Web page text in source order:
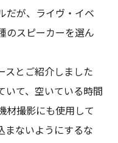
だが、ライヴ・イベ
のスピーカーを選ん
スとご紹介しました
いて、空いている時間
材撮影にも使用して
まないようにするな